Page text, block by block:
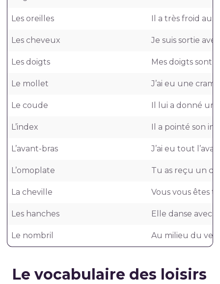
Les oreilles Il a très froid aux
Les cheveux Je suis sortie
Les doigts Mes doigts sont
Le mollet J’ai eu une
Le coude Il lui a donné un
L’index Il a pointé son
L’avant-bras J’ai eu tout
L’omoplate Tu as reçu un
La cheville Vous vous êtes
Les hanches Elle danse avec
Le nombril Au milieu du
Le vocabulaire des loisirs